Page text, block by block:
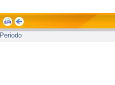
Periodo